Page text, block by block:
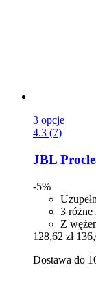
3 opcje
4.3 (7)
JBL
-5%
3 różne
Z
128,62 zł
Dostawa do